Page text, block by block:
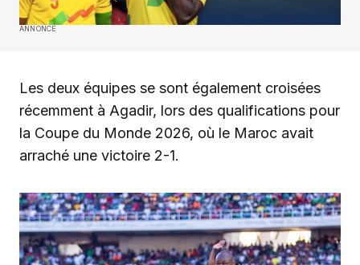
ANNONCE
Les deux équipes se sont également croisées
récemment à Agadir, lors des qualifications pour
la Coupe du Monde 2026, où le Maroc avait
arraché une victoire 2-1.